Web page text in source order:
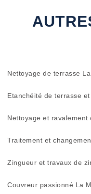
Nettoyage de terrasse
Etanchéité de terrasse
Nettoyage et
Traitement et
Zingueur et travaux de
Couvreur passionné La